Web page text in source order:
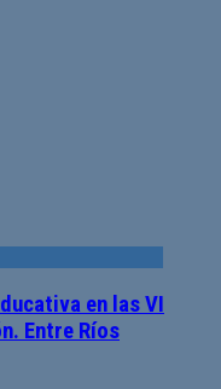
en las VI
Entre Ríos